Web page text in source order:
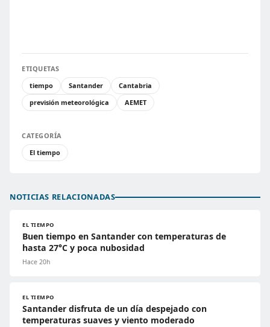
ETIQUETAS
tiempo
Santander
Cantabria
previsión meteorológica
AEMET
CATEGORÍA
El tiempo
NOTICIAS RELACIONADAS
EL TIEMPO
Buen tiempo en Santander con temperaturas de
hasta 27°C y poca nubosidad
Hace 20h
EL TIEMPO
Santander disfruta de un día despejado con
temperaturas suaves y viento moderado